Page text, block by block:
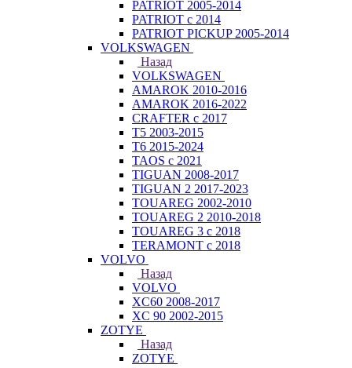
PATRIOT 2005-2014
PATRIOT с 2014
PATRIOT PICKUP 2005-2014
VOLKSWAGEN
Назад
VOLKSWAGEN
AMAROK 2010-2016
AMAROK 2016-2022
CRAFTER с 2017
T5 2003-2015
T6 2015-2024
TAOS с 2021
TIGUAN 2008-2017
TIGUAN 2 2017-2023
TOUAREG 2002-2010
TOUAREG 2 2010-2018
TOUAREG 3 с 2018
TERAMONT с 2018
VOLVO
Назад
VOLVO
XC60 2008-2017
XC 90 2002-2015
ZOTYE
Назад
ZOTYE